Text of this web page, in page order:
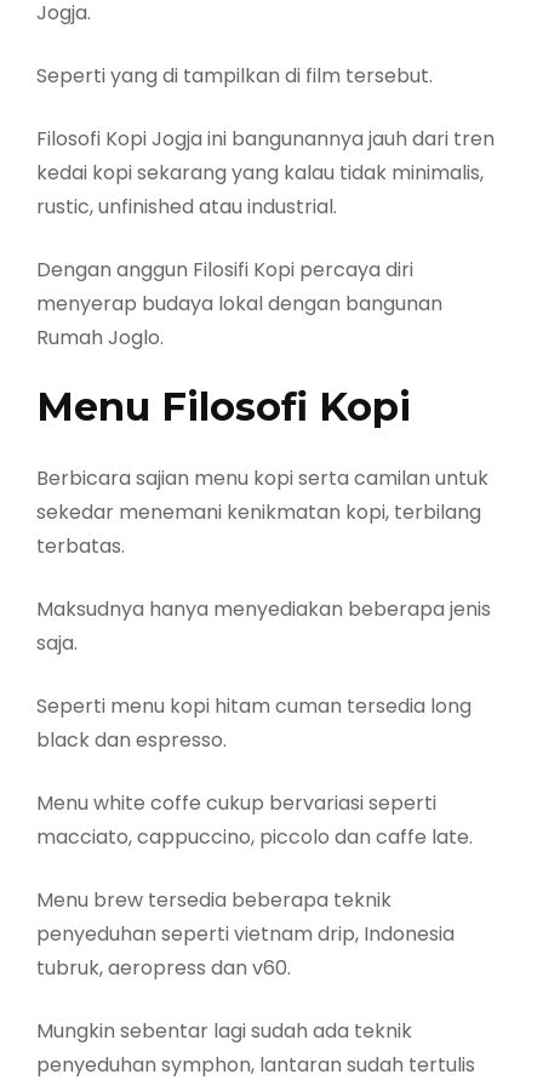
Jogja.
Seperti yang di tampilkan di film tersebut.
Filosofi Kopi Jogja ini bangunannya jauh dari tren
kedai kopi sekarang yang kalau tidak minimalis,
rustic, unfinished atau industrial.
Dengan anggun Filosifi Kopi percaya diri
menyerap budaya lokal dengan bangunan
Rumah Joglo.
Menu Filosofi Kopi
Berbicara sajian menu kopi serta camilan untuk
sekedar menemani kenikmatan kopi, terbilang
terbatas.
Maksudnya hanya menyediakan beberapa jenis
saja.
Seperti menu kopi hitam cuman tersedia long
black dan espresso.
Menu white coffe cukup bervariasi seperti
macciato, cappuccino, piccolo dan caffe late.
Menu brew tersedia beberapa teknik
penyeduhan seperti vietnam drip, Indonesia
tubruk, aeropress dan v60.
Mungkin sebentar lagi sudah ada teknik
penyeduhan symphon, lantaran sudah tertulis